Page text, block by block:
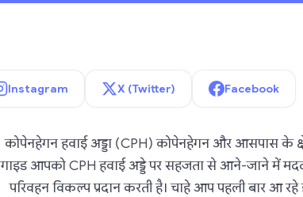
Instagram X (Twitter) Facebook
कोपेनहेगन हवाई अड्डा (CPH) कोपेनहेगन और आसपास के
गाइड आपको CPH हवाई अड्डे पर सहजता से आने-जाने में
परिवहन विकल्प प्रदान करती है। चाहे आप पहली बार आ रहे